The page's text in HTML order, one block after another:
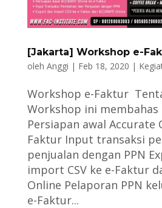
[Jakarta] Workshop e-
oleh Anggi | Feb 18, 2020 |
Workshop e-Faktur
Workshop ini membahas
Persiapan awal Accurate
Faktur⁠ Input transaksi
penjualan dengan PPN⁠
import CSV ke e-Faktur
Online⁠ Pelaporan PPN
e-Faktur...